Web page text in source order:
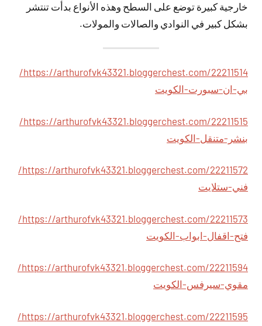
خارجية كبيرة توضع على السطح وهذه الأنواع بدأت تنتشر
بشكل كبير في النوادي والصالات والمولات.
https://arthurofvk43321.bloggerchest.com/22211514/
بي-ان-سبورت-الكويت
https://arthurofvk43321.bloggerchest.com/22211515/
بنشر-متنقل-الكويت
https://arthurofvk43321.bloggerchest.com/22211572/
فني-ستلايت
https://arthurofvk43321.bloggerchest.com/22211573/
فتح-اقفال-ابواب-الكويت
https://arthurofvk43321.bloggerchest.com/22211594/
مقوي-سيرفس-الكويت
https://arthurofvk43321.bloggerchest.com/22211595/